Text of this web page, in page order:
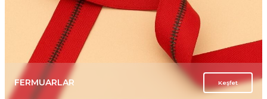
FERMUARLAR Keşfet